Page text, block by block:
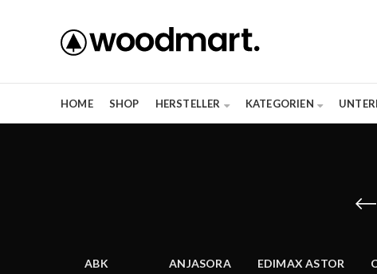
HOME SHOP HERSTELLER KATEGORIEN
ABK ANJASORA EDIMAX ASTOR